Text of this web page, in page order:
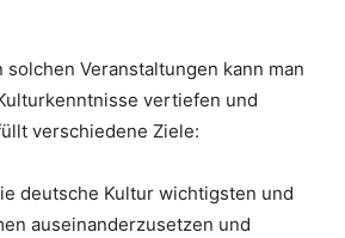
solchen Veranstaltungen kann man
vertiefen und
verschiedene Ziele:
deutsche Kultur wichtigsten und
auseinanderzusetzen und